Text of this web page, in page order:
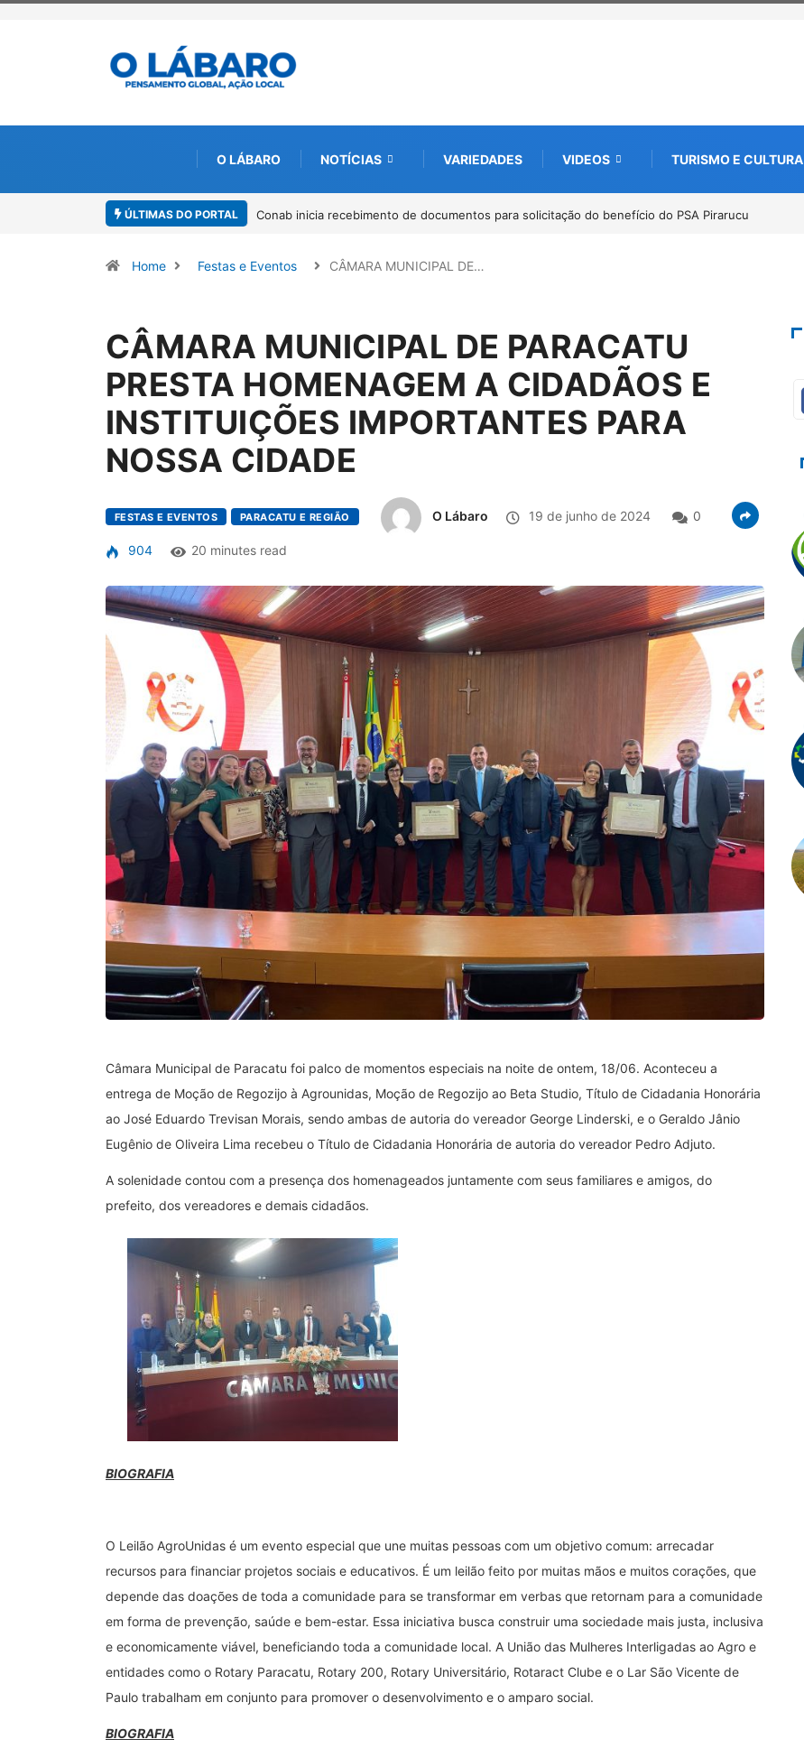
O LÁBARO NOTÍCIAS VARIEDADES VIDEOS TURISMO E CULTURA
ÚLTIMAS DO PORTAL Workshop internacional debate futuro da piscicultura com espécies nativas da Amazônia
Home Festas e Eventos CÂMARA MUNICIPAL DE…
CÂMARA MUNICIPAL DE PARACATU
PRESTA HOMENAGEM A CIDADÃOS E
INSTITUIÇÕES IMPORTANTES PARA
NOSSA CIDADE
FESTAS E EVENTOS PARACATU E REGIÃO O Lábaro 19 de junho de 2024 0
904 20 minutes read
Câmara Municipal de Paracatu foi palco de momentos especiais na noite de ontem, 18/06. Aconteceu a
entrega de Moção de Regozijo à Agrounidas, Moção de Regozijo ao Beta Studio, Título de Cidadania Honorária
ao José Eduardo Trevisan Morais, sendo ambas de autoria do vereador George Linderski, e o Geraldo Jânio
Eugênio de Oliveira Lima recebeu o Título de Cidadania Honorária de autoria do vereador Pedro Adjuto.
A solenidade contou com a presença dos homenageados juntamente com seus familiares e amigos, do
prefeito, dos vereadores e demais cidadãos.
BIOGRAFIA
O Leilão AgroUnidas é um evento especial que une muitas pessoas com um objetivo comum: arrecadar
recursos para financiar projetos sociais e educativos. É um leilão feito por muitas mãos e muitos corações, que
depende das doações de toda a comunidade para se transformar em verbas que retornam para a comunidade
em forma de prevenção, saúde e bem-estar. Essa iniciativa busca construir uma sociedade mais justa, inclusiva
e economicamente viável, beneficiando toda a comunidade local. A União das Mulheres Interligadas ao Agro e
entidades como o Rotary Paracatu, Rotary 200, Rotary Universitário, Rotaract Clube e o Lar São Vicente de
Paulo trabalham em conjunto para promover o desenvolvimento e o amparo social.
BIOGRAFIA